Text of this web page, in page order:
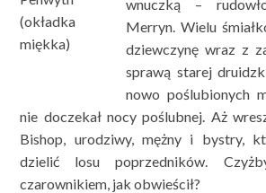
wnuczką –
Merryn. Wielu
dziewczynę wraz z
sprawą starej
nowo poślubionych
nie doczekał nocy poślubnej. Aż
Bishop, urodziwy, mężny i bystry,
dzielić losu poprzedników.
czarownikiem, jak obwieścił?